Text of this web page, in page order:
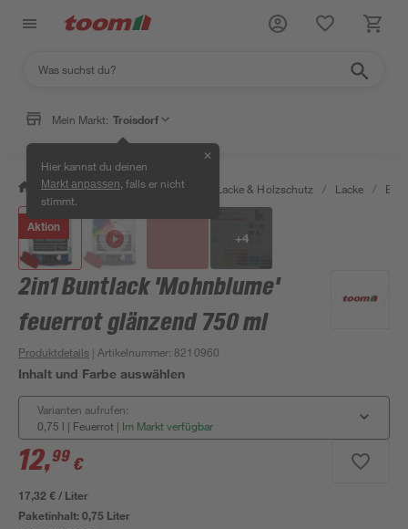
Mein Markt: Troisdorf
Hier kannst du deinen
Markt anpassen , falls er nicht
stimmt.
✕
/ Bauen & Renovieren / Farben, Lacke & Holzschutz / Lacke /
Aktion
+4
2in1 Buntlack 'Mohnblume'
feuerrot glänzend 750 ml
Produktdetails | Artikelnummer: 8210960
Inhalt und Farbe auswählen
Varianten aufrufen:
0,75 l | Feuerrot | Im Markt verfügbar
12,99 €
17,32 € / Liter
Paketinhalt:0,75 Liter